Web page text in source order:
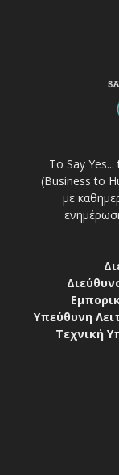
Το Say
(Business to
με
Υπεύθυνη
Τεχνική